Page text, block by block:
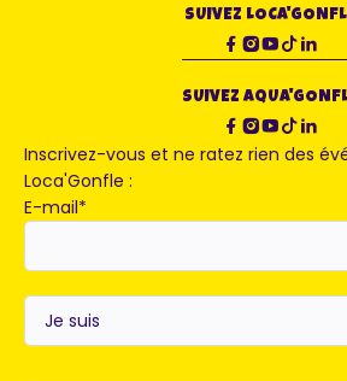
SUIVEZ
SUIVEZ
Inscrivez-vous et ne ratez rien des
Loca'Gonfle :
E-mail*
Je
suis*